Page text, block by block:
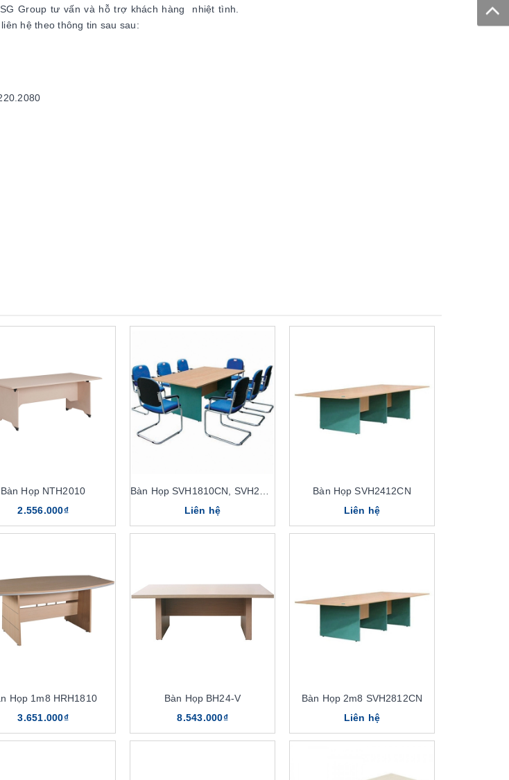
Group tư vấn và hỗ trợ khách hàng nhiệt tình.
hệ theo thông tin sau sau:
Bàn Họp NTH2010
2.556.000₫
Liên hệ
Bàn Họp SVH2412CN
Liên hệ
Họp 1m8 HRH1810
3.651.000₫
Bàn Họp BH24-V
8.543.000₫
Bàn Họp 2m8 SVH2812CN
Liên hệ